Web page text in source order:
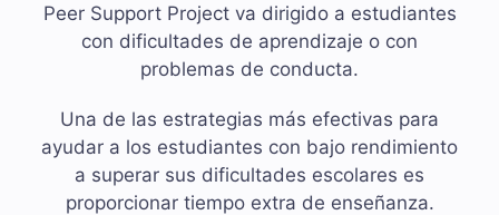
Peer Support Project va dirigido a estudiantes
con dificultades de aprendizaje o con
problemas de conducta.
Una de las estrategias más efectivas para
ayudar a los estudiantes con bajo rendimiento
a superar sus dificultades escolares es
proporcionar tiempo extra de enseñanza.